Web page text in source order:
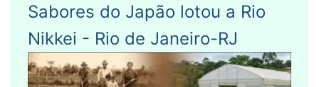
Sabores do Japão lotou a Rio
Nikkei - Rio de Janeiro-RJ